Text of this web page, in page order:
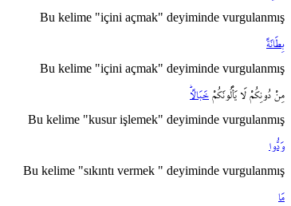
Bu kelime "içini açmak" deyiminde vurgulanmış
بِطَانَةً
Bu kelime "içini açmak" deyiminde vurgulanmış
مِنْ دُونِكُمْ لَا يَأْلُونَكُمْ خَبَالاًۜ
Bu kelime "kusur işlemek" deyiminde vurgulanmış
وَدُّوا
Bu kelime "sıkıntı vermek " deyiminde vurgulanmış
مَا